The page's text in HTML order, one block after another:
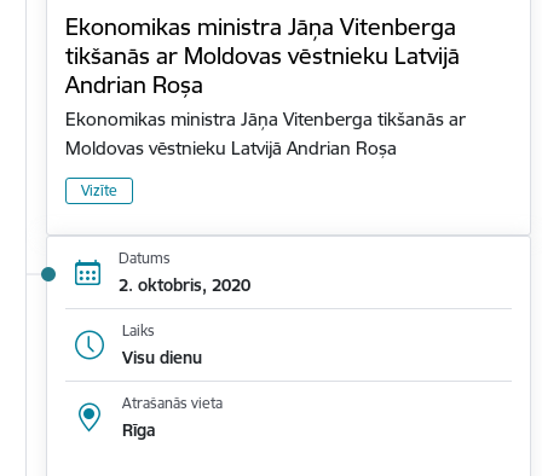
Ekonomikas ministra Jāņa Vitenberga
tikšanās ar Moldovas vēstnieku Latvijā
Andrian Roșa
Ekonomikas ministra Jāņa Vitenberga tikšanās ar
Moldovas vēstnieku Latvijā Andrian Roșa
Vizīte
Datums
2. oktobris, 2020
Laiks
Visu dienu
Atrašanās vieta
Rīga